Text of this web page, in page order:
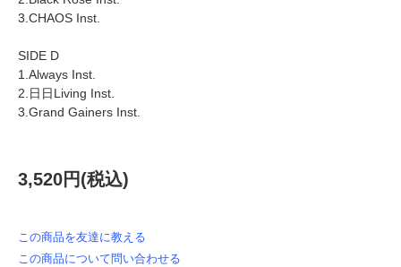
3.CHAOS Inst.
SIDE D
1.Always Inst.
2.日日Living Inst.
3.Grand Gainers Inst.
3,520円(税込)
この商品を友達に教える
この商品について問い合わせる